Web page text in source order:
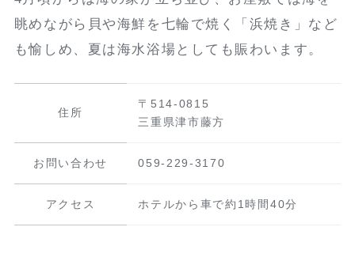
眺めながら貝や海鮮を七輪で焼く「浜焼き」など
も愉しめ、夏は海水浴場としても賑わいます。
住所
〒514-0815
三重県津市藤方
お問い合わせ 059-229-3170
アクセス ホテルから車で約1時間40分